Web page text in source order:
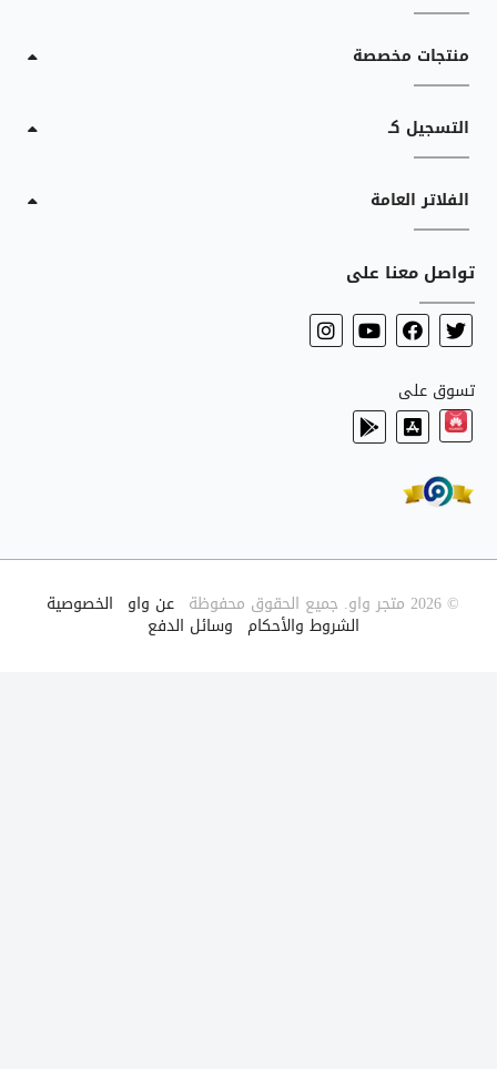
منتجات مخصصة
التسجيل كـ
الفلاتر العامة
تواصل معنا على
تسوق على
© 2026 متجر واو. جميع الحقوق محفوظة عن واو الخصوصية
الشروط والأحكام وسائل الدفع